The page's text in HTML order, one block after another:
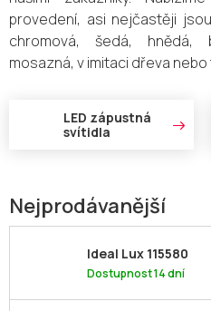
provedení, asi nejčastěji
chromová, šedá, hnědá,
mosazná, v imitaci dřeva nebo
LED zápustná
svítidla
Nejprodávanější
Ideal Lux 115580
Dostupnost 14 dní